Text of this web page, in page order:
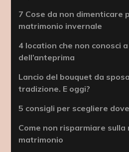
7 Cose da non dimenticare
matrimonio invernale
4 location che non conosci
dell’anteprima
Lancio del bouquet da
tradizione. E oggi?
5 consigli per scegliere
Come non risparmiare sulla
matrimonio